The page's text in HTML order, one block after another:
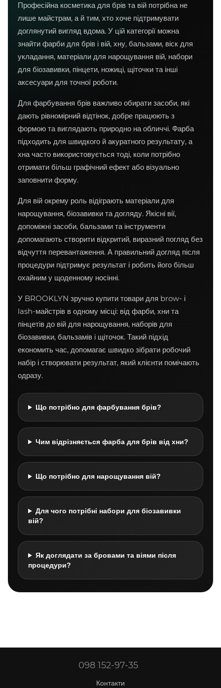
Професійна косметика для брів та вій потрібна не
лише майстрам, а й тим, хто хоче підтримувати
доглянутий вигляд вдома. У цій категорії можна
знайти фарби для брів і вій, хну, бальзами, віск для
укладання, матеріали для нарощування вій, набори
для біозавивки, пінцети, ножиці, щіточки та інші
аксесуари для точної роботи.
Для фарбування брів важливо обирати засоби, які
дають рівномірний відтінок, добре працюють з
формою та виглядають природно на обличчі. Фарба
підходить для швидкого й акуратного результату, а
хна часто використовується тоді, коли потрібно
отримати більш графічний ефект або візуально
заповнити форму.
Для вій окрему роль відіграють матеріали для
нарощування, біозавивки та догляду. Якісні вії,
допоміжні засоби, бальзами та інструменти
допомагають створити відкритий, виразний погляд без
відчуття перевантаження. А правильний догляд після
процедури підтримує результат і робить його більш
охайним у щоденному носінні.
У BROOKLYN зручно купити товари для brow- і
lash-майстрів в одному місці: від фарби, хни та
пінцетів до вій для нарощування, наборів для
біозавивки, бальзамів і щіточок. Такий підхід
економить час, допомагає швидко зібрати робочий
набір і створювати результат, який клієнти помічають
одразу.
Що потрібно для фарбування брів?
Чим відрізняється фарба для брів від хни?
Що потрібно для нарощування вій?
Для чого потрібні набори для біозавивки
вій?
Як доглядати за бровами та віями після
процедури?
098 152-97-35
Контакти